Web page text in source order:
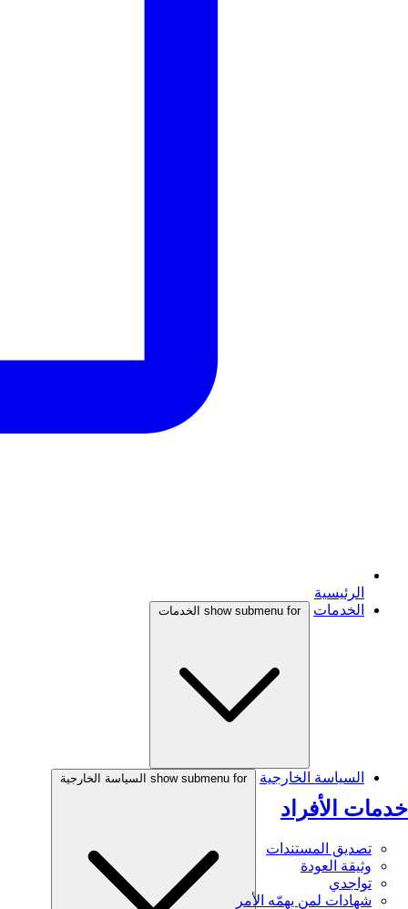
الرئيسية
الخدمات
show submenu for الخدمات
خدمات الأفراد
تصديق المستندات
وثيقة العودة
تواجدي
شهادات لمن يهمّه الأمر
السياسة الخارجية show submenu for السياسة الخارجية